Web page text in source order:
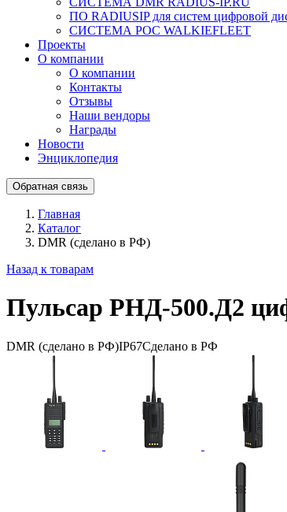
ПО RADIUSIP для систем цифровой
CИСТЕМА POC WALKIEFLEET
Проекты
О компании
О компании
Контакты
Отзывы
Наши вендоры
Награды
Новости
Энциклопедия
Обратная связь
Главная
Каталог
DMR (сделано в РФ)
Назад к товарам
Пульсар РНД-500.Д2
DMR (сделано в РФ)IP67Сделано в РФ